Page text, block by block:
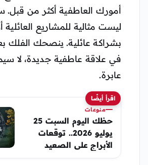
ليست مثالية للمشاريع العائلية
بشراكة عائلية. ينصحك الفلك
في علاقة عاطفية جديدة، لا
عابرة.
اقرأ أيضًا
منوعات
حظك اليوم السبت 25
يوليو 2026.. توقعات
الأبراج على الصعيد
المهني والعاطفي